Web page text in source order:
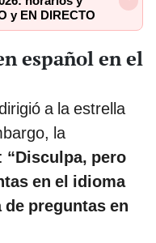
y EN DIRECTO
español en el
a la estrella
la
“Disculpa, pero
en el idioma
preguntas en